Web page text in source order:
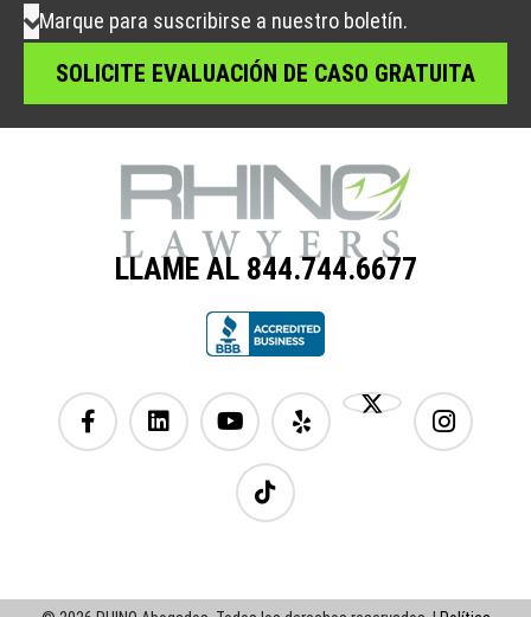
Marque para suscribirse a nuestro boletín.
LLAME AL 844.744.6677